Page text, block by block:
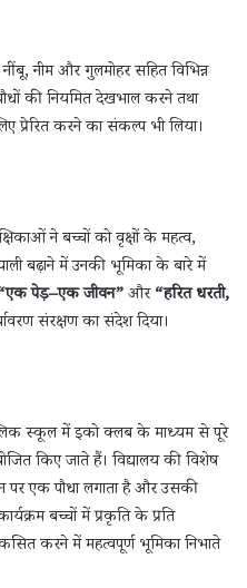
नीम और गुलमोहर सहित विभिन्न
पौधों की नियमित देखभाल करने तथा
प्रेरित करने का संकल्प भी लिया।
ने बच्चों को वृक्षों के महत्व,
बढ़ाने में उनकी भूमिका के बारे में
पेड़–एक जीवन”और“हरित धरती,
संरक्षण का संदेश दिया।
स्कूल में इको क्लब के माध्यम से पूरे
किए जाते हैं। विद्यालय की विशेष
पर एक पौधा लगाता है और उसकी
बच्चों में प्रकृति के प्रति
करने में महत्वपूर्ण भूमिका निभाते